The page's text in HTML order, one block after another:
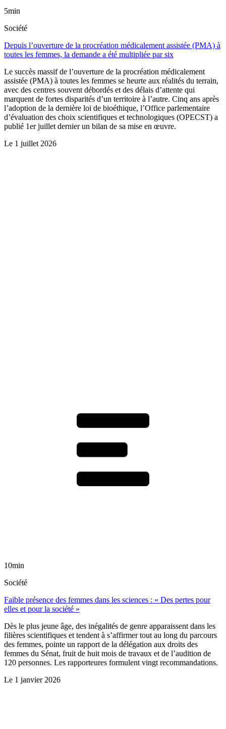
5min
Société
Depuis l’ouverture de la procréation médicalement assistée (PMA) à
toutes les femmes, la demande a été multipliée par six
Le succès massif de l’ouverture de la procréation médicalement
assistée (PMA) à toutes les femmes se heurte aux réalités du terrain,
avec des centres souvent débordés et des délais d’attente qui
marquent de fortes disparités d’un territoire à l’autre. Cinq ans après
l’adoption de la dernière loi de bioéthique, l’Office parlementaire
d’évaluation des choix scientifiques et technologiques (OPECST) a
publié 1er juillet dernier un bilan de sa mise en œuvre.
Le 1 juillet 2026
10min
Société
Faible présence des femmes dans les sciences : « Des pertes pour
elles et pour la société »
Dès le plus jeune âge, des inégalités de genre apparaissent dans les
filières scientifiques et tendent à s’affirmer tout au long du parcours
des femmes, pointe un rapport de la délégation aux droits des
femmes du Sénat, fruit de huit mois de travaux et de l’audition de
120 personnes. Les rapporteures formulent vingt recommandations.
Le 1 janvier 2026